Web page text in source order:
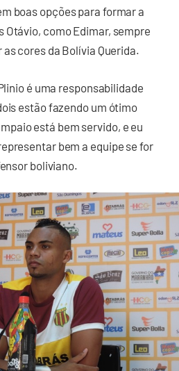
boas opções para formar a
Otávio, como Edimar, sempre
cores da Bolívia Querida.
é uma responsabilidade
estão fazendo um ótimo
está bem servido, e eu
bem a equipe se for
boliviano.